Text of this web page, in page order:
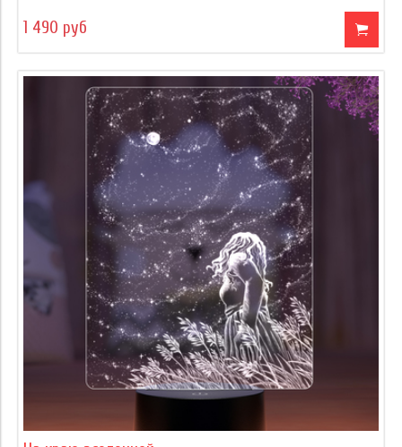
1 490 руб